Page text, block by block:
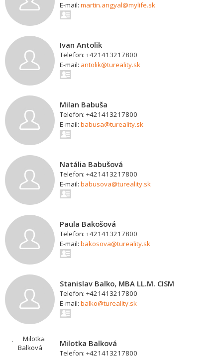
E-mail: martin.angyal@mylife.sk
Ivan Antolik
Telefon: +421413217800
E-mail: antolik@tureality.sk
Milan Babuša
Telefon: +421413217800
E-mail: babusa@tureality.sk
Natália Babušová
Telefon: +421413217800
E-mail: babusova@tureality.sk
Paula Bakošová
Telefon: +421413217800
E-mail: bakosova@tureality.sk
Stanislav Balko, MBA LL.M. CISM
Telefon: +421413217800
E-mail: balko@tureality.sk
Milotka Balková
Telefon: +421413217800